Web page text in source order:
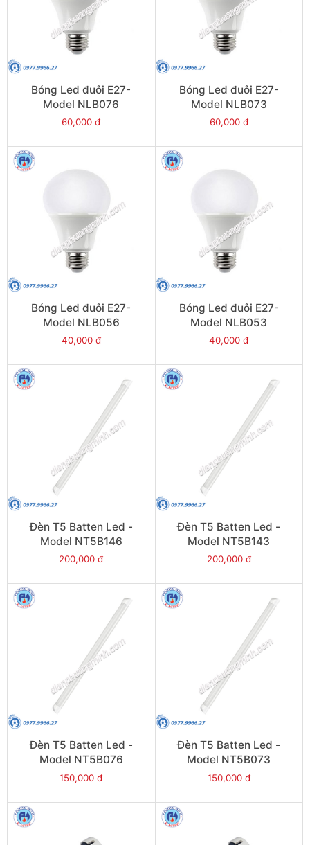
Bóng Led đuôi E27-
Model NLB076
60,000 đ
Bóng Led đuôi E27-
Model NLB073
60,000 đ
Bóng Led đuôi E27-
Model NLB056
40,000 đ
Bóng Led đuôi E27-
Model NLB053
40,000 đ
Đèn T5 Batten Led -
Model NT5B146
200,000 đ
Đèn T5 Batten Led -
Model NT5B143
200,000 đ
Đèn T5 Batten Led -
Model NT5B076
150,000 đ
Đèn T5 Batten Led -
Model NT5B073
150,000 đ